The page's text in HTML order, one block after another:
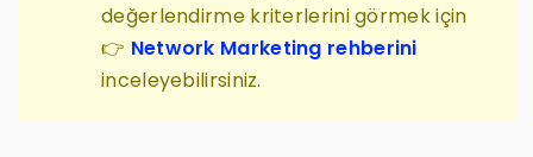
değerlendirme kriterlerini görmek için
👉 Network Marketing rehberini
inceleyebilirsiniz.